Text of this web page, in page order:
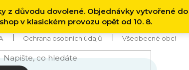
z důvodu dovolené. Objednávky vytvořené do
v klasickém provozu opět od 10. 8.
Ochrana osobních údajů Všeobecné